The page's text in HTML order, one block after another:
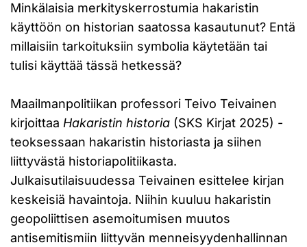
Minkälaisia merkityskerrostumia hakaristin
käyttöön on historian saatossa kasautunut? Entä
millaisiin tarkoituksiin symbolia käytetään tai
tulisi käyttää tässä hetkessä?
Maailmanpolitiikan professori Teivo Teivainen
kirjoittaa Hakaristin historia (SKS Kirjat 2025) -
teoksessaan hakaristin historiasta ja siihen
liittyvästä historiapolitiikasta.
Julkaisutilaisuudessa Teivainen esittelee kirjan
keskeisiä havaintoja. Niihin kuuluu hakaristin
geopoliittisen asemoitumisen muutos
antisemitismiin liittyvän menneisyydenhallinnan